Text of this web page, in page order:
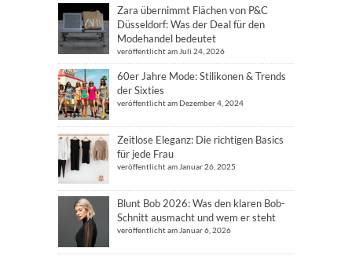
Zara übernimmt Flächen von P&C
Düsseldorf: Was der Deal für den
Modehandel bedeutet
veröffentlicht am Juli 24, 2026
60er Jahre Mode: Stilikonen & Trends
der Sixties
veröffentlicht am Dezember 4, 2024
Zeitlose Eleganz: Die richtigen Basics
für jede Frau
veröffentlicht am Januar 26, 2025
Blunt Bob 2026: Was den klaren Bob-
Schnitt ausmacht und wem er steht
veröffentlicht am Januar 6, 2026